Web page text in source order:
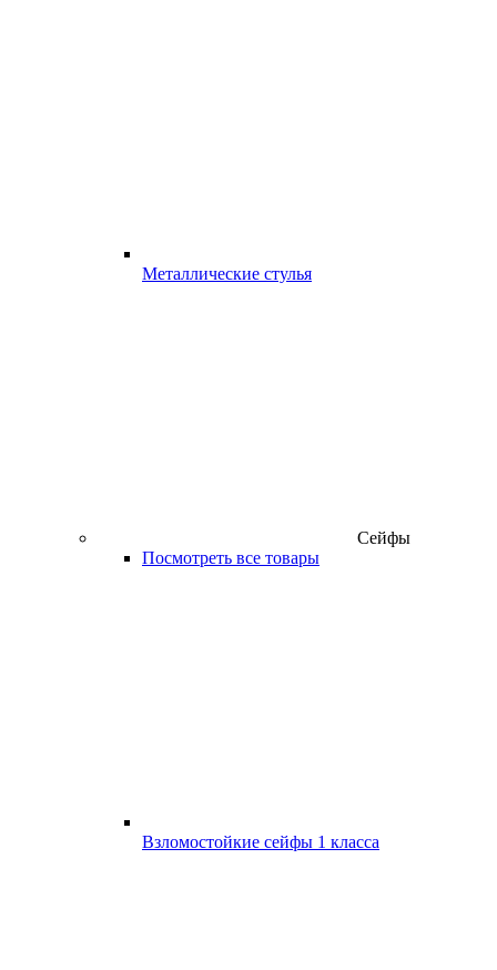
Металлические стулья
Сейфы
Посмотреть все товары
Взломостойкие сейфы 1 класса